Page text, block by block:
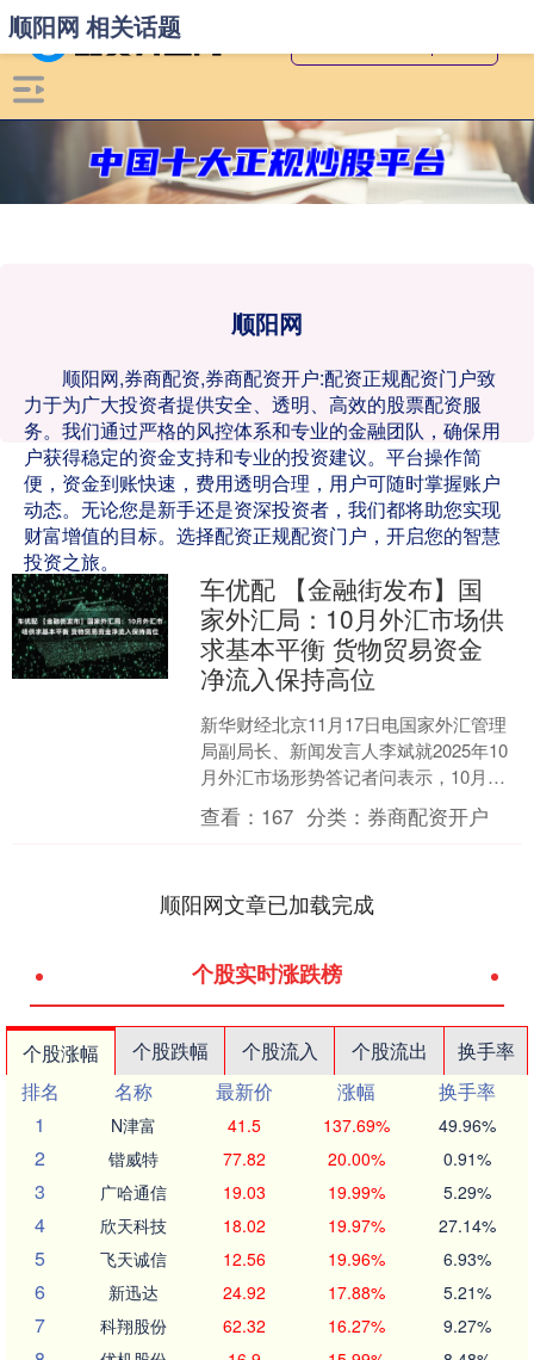
顺阳网
顺阳网,券商配资,券商配资开户:配资正规配资门户致
力于为广大投资者提供安全、透明、高效的股票配资服
务。我们通过严格的风控体系和专业的金融团队，确保用
户获得稳定的资金支持和专业的投资建议。平台操作简
便，资金到账快速，费用透明合理，用户可随时掌握账户
动态。无论您是新手还是资深投资者，我们都将助您实现
财富增值的目标。选择配资正规配资门户，开启您的智慧
投资之旅。
顺阳网 相关话题
车优配 【金融街发布】国
家外汇局：10月外汇市场供
求基本平衡 货物贸易资金
净流入保持高位
新华财经北京11月17日电国家外汇管理
局副局长、新闻发言人李斌就2025年10
月外汇市场形势答记者问表示，10月以
来，国际金融市场波动性有所上升，美
元指数总体上....
查看： 167 分类： 券商配资开户
顺阳网文章已加载完成
个股实时涨跌榜
个股涨幅 个股跌幅 个股流入 个股流出
换手率
排名
名称 最新价 涨幅
换手率
1
N津富 41.5 137.69% 49.96%
2 锴威特 77.82 20.00% 0.91%
3 广哈通信 19.03 19.99% 5.29%
4 欣天科技 18.02 19.97% 27.14%
5 飞天诚信 12.56 19.96% 6.93%
6 新迅达 24.92 17.88% 5.21%
7 科翔股份 62.32 16.27% 9.27%